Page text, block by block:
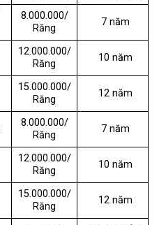
8.000.000/
Răng
7 năm
12.000.000/
Răng
10 năm
15.000.000/
Răng
12 năm
8.000.000/
Răng
7 năm
12.000.000/
Răng
10 năm
15.000.000/
Răng
12 năm